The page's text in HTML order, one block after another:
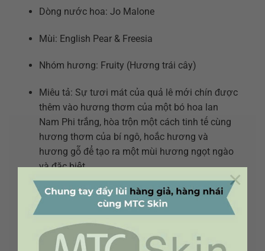
×
Dòng nước hoa: Jo Malone
Mùi: English Pear & Freesia
Nhóm hương: Fruity (Hương trái cây)
Miêu tả: Sự tươi mát của quả lê mới chín được
thêm vào hương thơm của một bó hoa lan
Nam Phi trắng, hòa trộn một cách tinh tế cùng
hương thơm của bí ngô, hoắc hương và
hương gỗ để tạo ra một mùi hương ngọt ngào
và đặc biệt.
No 2: Blackberry & Bay
Dòng nước hoa: Jo Malone
Mùi: Blackberry & Bay